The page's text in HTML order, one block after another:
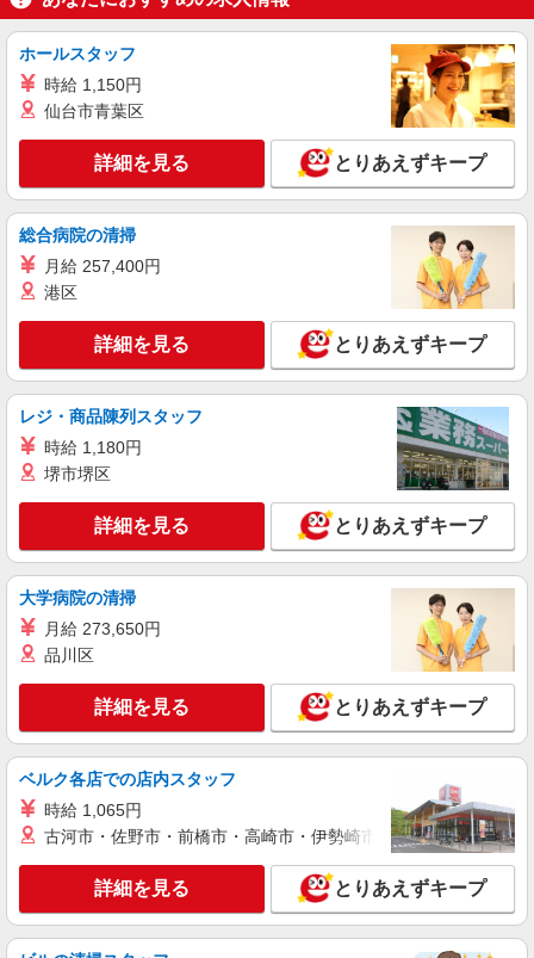
時〜22時）
ファミリー食堂 山田うどん食堂 江田町店
詳細を見る
コンパスグループ・ジャパン株式会社 21370_p
NEW
サンヨー食品社員食堂 （群馬県前橋市朝倉町
555‐4）
キープ 詳細を見る
アルバイト パート
コンパスグループ・ジャパン株式会社 a0975_p
NEW
調理補助【アルバイト・パート】
時給1,063円以上 試用期間中 時給1,063円以上
(試用期間2ヶ月) 残業が発生した場合、残業代を1
分単位で別途支給します。
群馬工業高等専門学校_学生食堂 （群馬県前
詳細を見る
パート
コンパスグループ・ジャパン株式会社 21370_p
NEW
調理師【アルバイト・パート】
時給1,300円以上 試用期間中 時給1,300円以上
分単位で別途支給します。
サンヨー食品社員食堂 （群馬県前橋市朝倉町
キープ 詳細を見る
ホールスタッフ
時給 1,150円
仙台市青葉区
詳細を見る とりあえずキープ
総合病院の清掃
月給 257,400円
港区
詳細を見る とりあえずキープ
レジ・商品陳列スタッフ
時給 1,180円
堺市堺区
詳細を見る とりあえずキープ
大学病院の清掃
月給 273,650円
品川区
詳細を見る とりあえずキープ
ベルク各店での店内スタッフ
時給 1,065円
古河市・佐野市・前橋市・高崎市・伊勢崎市・太田市・館林市
詳細を見る とりあえずキープ